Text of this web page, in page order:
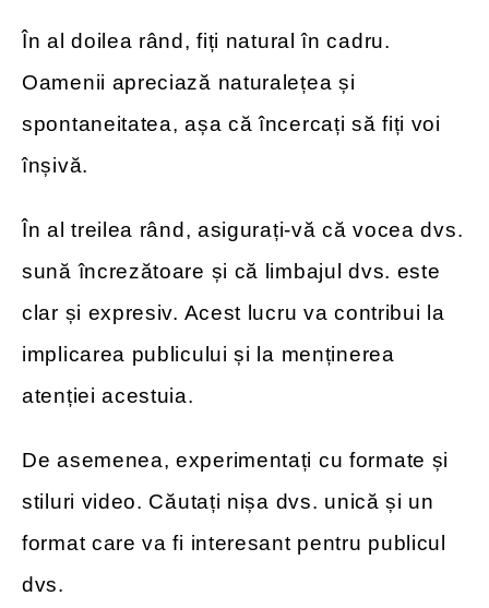
În al doilea rând, fiți natural în cadru.
Oamenii apreciază naturalețea și
spontaneitatea, așa că încercați să fiți voi
înșivă.
În al treilea rând, asigurați-vă că vocea dvs.
sună încrezătoare și că limbajul dvs. este
clar și expresiv. Acest lucru va contribui la
implicarea publicului și la menținerea
atenției acestuia.
De asemenea, experimentați cu formate și
stiluri video. Căutați nișa dvs. unică și un
format care va fi interesant pentru publicul
dvs.